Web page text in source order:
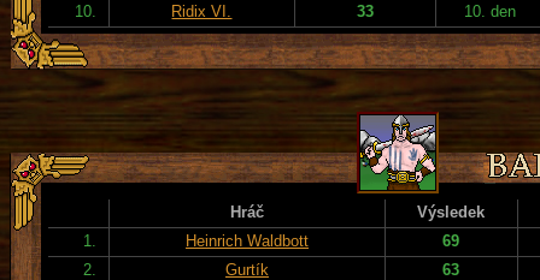
10.
Ridix VI. 33 10. den
Hráč
Výsledek
1.
Heinrich Waldbott
69
2.
Gurtík
63